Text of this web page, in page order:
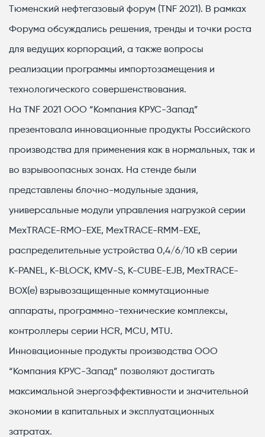
Тюменский нефтегазовый форум (TNF 2021). В рамках
Форума обсуждались решения, тренды и точки роста
для ведущих корпораций, а также вопросы
реализации программы импортозамещения и
технологического совершенствования.
На TNF 2021 ООО “Компания КРУС-Запад”
презентовала инновационные продукты Российского
производства для применения как в нормальных, так и
во взрывоопасных зонах. На стенде были
представлены блочно-модульные здания,
универсальные модули управления нагрузкой серии
MexTRACE-RMO-EXE, MexTRACE-RMM-EXE,
распределительные устройства 0,4/6/10 кВ серии
K-PANEL, K-BLOCK, KMV-S, K-CUBE-EJB, MexTRACE-
BOX(e) взрывозащищенные коммутационные
аппараты, программно-технические комплексы,
контроллеры серии HCR, MCU, MTU.
Инновационные продукты производства ООО
“Компания КРУС-Запад” позволяют достигать
максимальной энергоэффективности и значительной
экономии в капитальных и эксплуатационных
затратах.